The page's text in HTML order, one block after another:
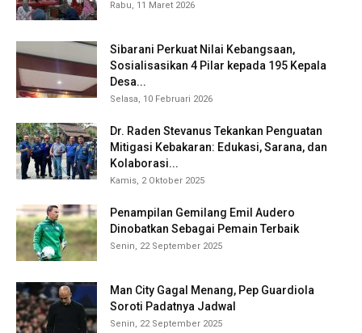
Rabu, 11 Maret 2026
Sibarani Perkuat Nilai Kebangsaan,
Sosialisasikan 4 Pilar kepada 195 Kepala
Desa...
Selasa, 10 Februari 2026
Dr. Raden Stevanus Tekankan Penguatan
Mitigasi Kebakaran: Edukasi, Sarana, dan
Kolaborasi...
Kamis, 2 Oktober 2025
Penampilan Gemilang Emil Audero
Dinobatkan Sebagai Pemain Terbaik
Senin, 22 September 2025
Man City Gagal Menang, Pep Guardiola
Soroti Padatnya Jadwal
Senin, 22 September 2025